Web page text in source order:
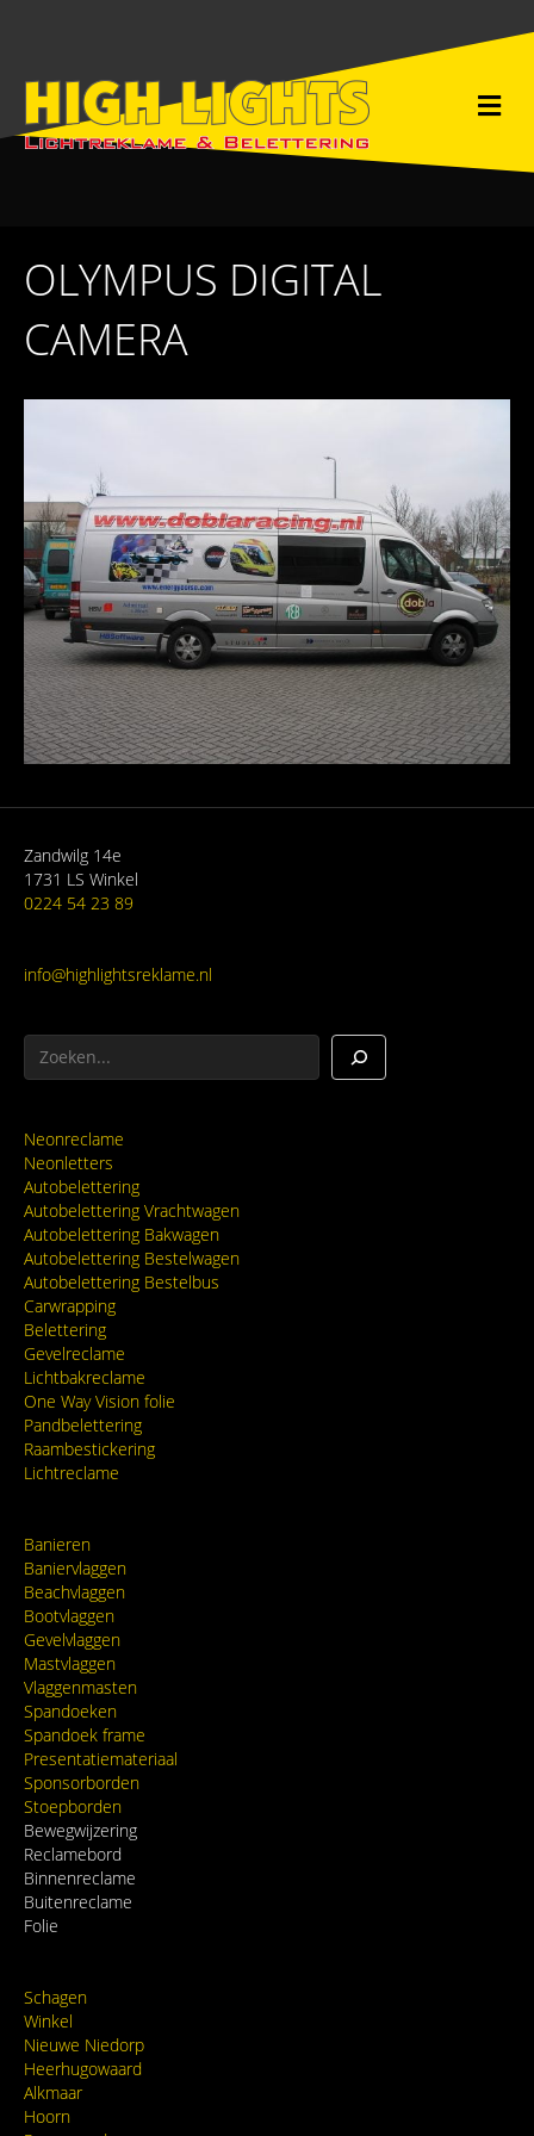
M
e
u
OLYMPUS DIGITAL
CAMERA
Zandwilg 14e
1731 LS Winkel
0224 54 23 89
info@highlightsreklame.nl
Zoeken
Neonreclame
Neonletters
Autobelettering
Autobelettering Vrachtwagen
Autobelettering Bakwagen
Autobelettering Bestelwagen
Autobelettering Bestelbus
Carwrapping
Belettering
Gevelreclame
Lichtbakreclame
One Way Vision folie
Pandbelettering
Raambestickering
Lichtreclame
Banieren
Baniervlaggen
Beachvlaggen
Bootvlaggen
Gevelvlaggen
Mastvlaggen
Vlaggenmasten
Spandoeken
Spandoek frame
Presentatiemateriaal
Sponsorborden
Stoepborden
Bewegwijzering
Reclamebord
Binnenreclame
Buitenreclame
Folie
Schagen
Winkel
Nieuwe Niedorp
Heerhugowaard
Alkmaar
Hoorn